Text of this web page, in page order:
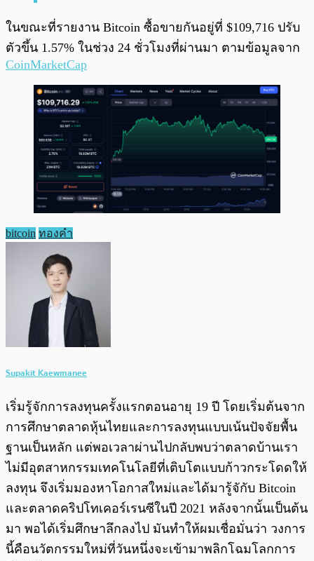
ในขณะที่รายงาน Bitcoin ซื้อขายกันอยู่ที่ $109,716 ปรับ
ตัวขึ้น 1.57% ในช่วง 24 ชั่วโมงที่ผ่านมา ตามข้อมูลจาก
CoinMarketCap
bitcoin ทองคำ
Supakit Kaewmanee
เริ่มรู้จักการลงทุนครั้งแรกตอนอายุ 19 ปี โดยเริ่มต้นจาก
การศึกษาตลาดหุ้นไทยและการลงทุนแบบเน้นปัจจัยพื้น
ฐานเป็นหลัก แต่พอเวลาผ่านไปกลับพบว่าตลาดบ้านเรา
ไม่มีอุตสาหกรรมเทคโนโลยีที่เติบโตแบบก้าวกระโดดให้
ลงทุน จึงเริ่มมองหาโอกาสใหม่และได้มารู้จักับ Bitcoin
และตลาดคริปโทเคอร์เรนซีในปี 2021 หลังจากนั้นเป็นต้น
มา พอได้เริ่มศึกษาลึกลงไป มันทำให้ผมเชื่อมั่นว่า วงการ
นี้คือนวัตกรรมใหม่ที่วันหนึ่งจะเข้ามาพลิกโฉมโลกการ